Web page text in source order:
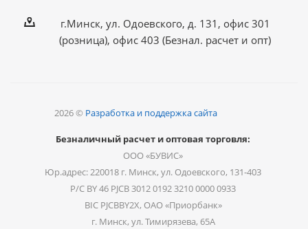
г.Минск, ул. Одоевского, д. 131, офис 301
(розница), офис 403 (Безнал. расчет и опт)
2026 © Разработка и поддержка сайта
Безналичный расчет и оптовая торговля:
ООО «БУВИС»
Юр.адрес: 220018 г. Минск, ул. Одоевского, 131-403
Р/С BY 46 PJCB 3012 0192 3210 0000 0933
BIC PJCBBY2X, ОАО «Приорбанк»
г. Минск, ул. Тимирязева, 65А